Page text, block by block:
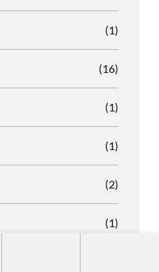
(1)
(16)
(1)
(1)
(2)
(1)